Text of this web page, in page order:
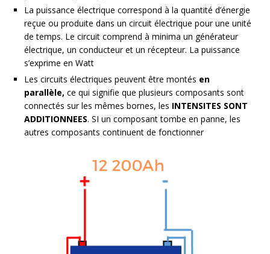
La puissance électrique correspond à la quantité d’énergie
reçue ou produite dans un circuit électrique pour une unité
de temps. Le circuit comprend à minima un générateur
électrique, un conducteur et un récepteur. La puissance
s’exprime en Watt
Les circuits électriques peuvent être montés en
parallèle, ce qui signifie que plusieurs composants sont
connectés sur les mêmes bornes, les INTENSITES SONT
ADDITIONNEES. SI un composant tombe en panne, les
autres composants continuent de fonctionner